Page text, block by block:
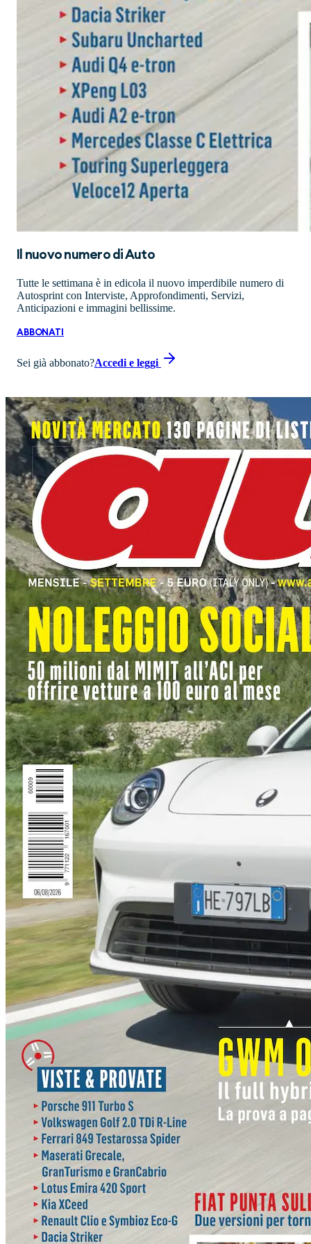
Il nuovo numero diAuto
Tutte le settimana è in edicola il nuovo imperdibile numero di
Autosprint con Interviste, Approfondimenti, Servizi,
Anticipazioni e immagini bellissime.
ABBONATI
Sei già abbonato?Accedi e leggi